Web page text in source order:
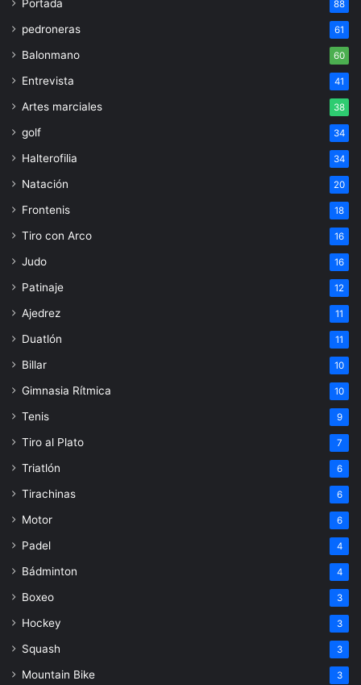
Portada 88
pedroneras 61
Balonmano 60
Entrevista 41
Artes marciales 38
golf 34
Halterofilia 34
Natación 20
Frontenis 18
Tiro con Arco 16
Judo 16
Patinaje 12
Ajedrez 11
Duatlón 11
Billar 10
Gimnasia Rítmica 10
Tenis 9
Tiro al Plato 7
Triatlón 6
Tirachinas 6
Motor 6
Padel 4
Bádminton 4
Boxeo 3
Hockey 3
Squash 3
Mountain Bike 3